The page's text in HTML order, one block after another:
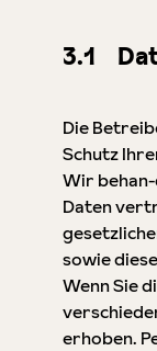
3.1
Die
Schutz
Wir
Daten
sowie
Wenn Sie
erhoben.